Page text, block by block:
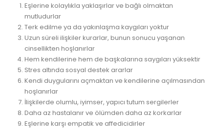
Eşlerine kolaylıkla yaklaşırlar ve bağlı olmaktan
mutludurlar
Terk edilme ya da yakınlaşma kaygıları yoktur
Uzun süreli ilişkiler kurarlar, bunun sonucu yaşanan
cinsellikten hoşlanırlar
Hem kendilerine hem de başkalarına saygıları yüksektir
Stres altında sosyal destek ararlar
Kendi duygularını açmaktan ve kendilerine açılmasından
hoşlanırlar
İlişkilerde olumlu, iyimser, yapıcı tutum sergilerler
Daha az hastalanır ve ölümden daha az korkarlar
Eşlerine karşı empatik ve affedicidirler